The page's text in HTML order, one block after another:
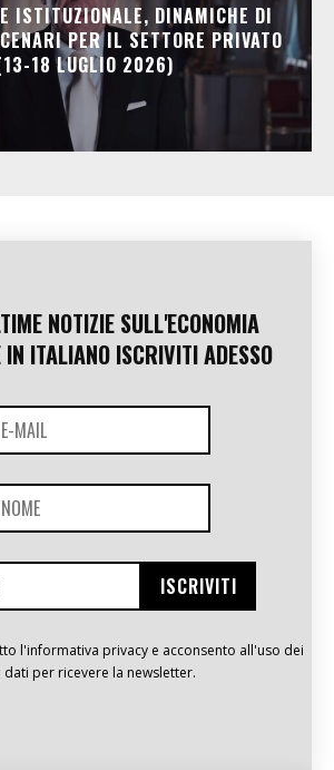
ISTITUZIONALE, DINAMICHE DI
PER IL SETTORE PRIVATO
18 LUGLIO 2026)
NOTIZIE SULL'ECONOMIA
IN ITALIANO ISCRIVITI ADESSO
l'informativa privacy e acconsento all'uso dei
dati per ricevere la newsletter.